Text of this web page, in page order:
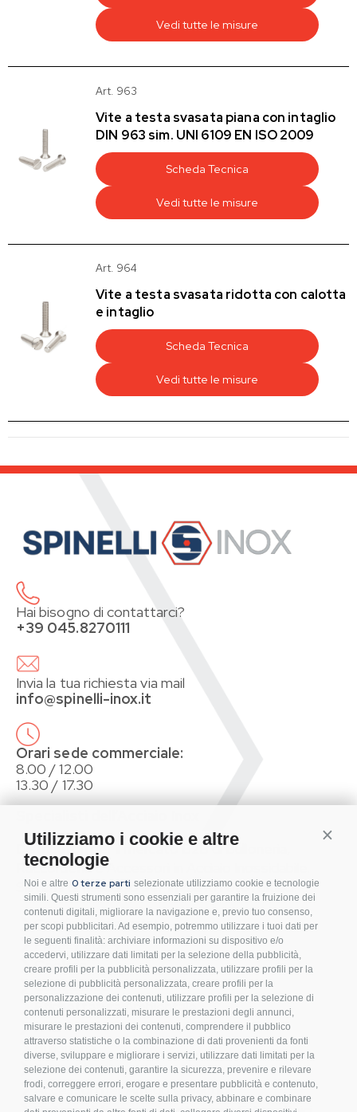
Utilizziamo i cookie e altre
tecnologie
Noi e altre 0 terze parti selezionate utilizziamo cookie e tecnologie
simili. Questi strumenti sono essenziali per garantire la fruizione dei
contenuti digitali, migliorare la navigazione e, previo tuo consenso,
per scopi pubblicitari. Ad esempio, potremmo utilizzare i tuoi dati per
le seguenti finalità: archiviare informazioni su dispositivo e/o
accedervi, utilizzare dati limitati per la selezione della pubblicità,
creare profili per la pubblicità personalizzata, utilizzare profili per la
selezione di pubblicità personalizzata, creare profili per la
personalizzazione dei contenuti, utilizzare profili per la selezione di
contenuti personalizzati, misurare le prestazioni degli annunci,
misurare le prestazioni dei contenuti, comprendere il pubblico
attraverso statistiche o la combinazione di dati provenienti da fonti
diverse, sviluppare e migliorare i servizi, utilizzare dati limitati per la
selezione dei contenuti, garantire la sicurezza, prevenire e rilevare
frodi, correggere errori, erogare e presentare pubblicità e contenuto,
salvare e comunicare le scelte sulla privacy, abbinare e combinare
Vedi tutte le misure
Art. 963
Vite a testa svasata piana con intaglio
DIN 963 sim. UNI 6109 EN ISO 2009
Scheda Tecnica
Vedi tutte le misure
Art. 964
Vite a testa svasata ridotta con calotta
e intaglio
Scheda Tecnica
Vedi tutte le misure
Hai bisogno di contattarci?
+39 045.8270111
Invia la tua richiesta via mail
info@spinelli-inox.it
Orari sede commerciale:
8.00 / 12.00
13.30 / 17.30
Distributori per il mercato B2B di Bulloneria,
Raccorderia e Accessori in Acciaio Inossidabile.
Sistemi di fissaggio per Impianti Fotovoltaici.
Condizioni d’acquisto
Privacy Policy
Cookies
Compliance
Etichettatura Ambientale
FAQ
Bulloneria
Raccorderia
Accessori per Arredo e Nautica